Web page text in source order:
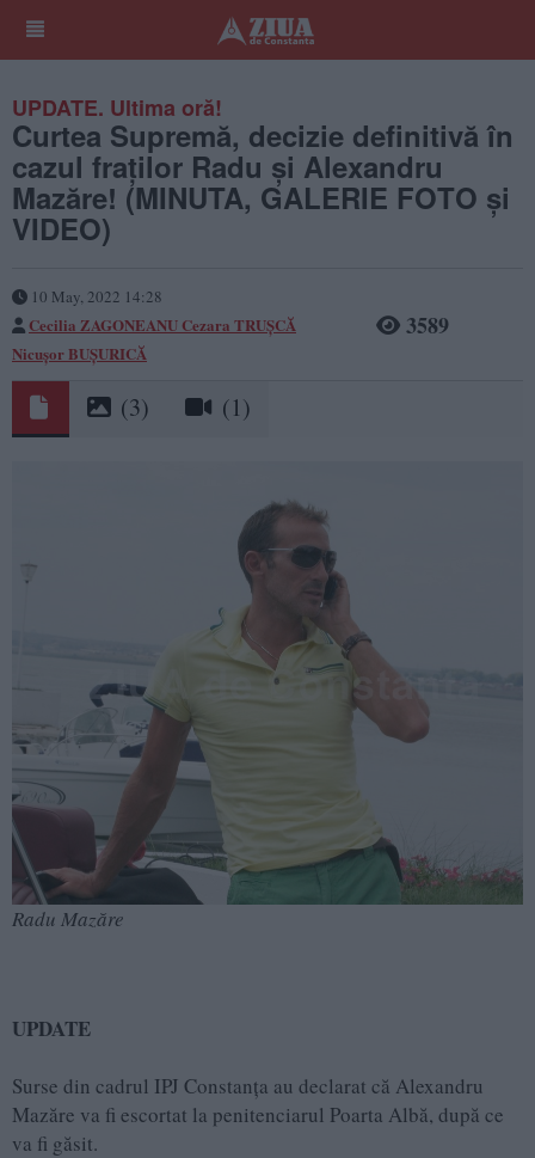
UPDATE. Ultima oră!
Curtea Supremă, decizie definitivă în
cazul fraților Radu și Alexandru
Mazăre! (MINUTA, GALERIE FOTO și
VIDEO)
10 May, 2022 14:28
Cecilia ZAGONEANU Cezara TRUȘCĂ
Nicușor BUȘURICĂ
3589
(3) (1)
Radu Mazăre
UPDATE
Surse din cadrul IPJ Constanța au declarat că Alexandru
Mazăre va fi escortat la penitenciarul Poarta Albă, după ce
va fi găsit.